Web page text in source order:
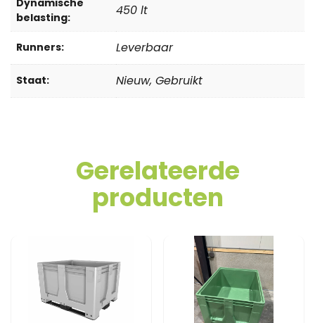
Dynamische
belasting:
450 lt
Runners: Leverbaar
Staat: Nieuw, Gebruikt
Gerelateerde
producten